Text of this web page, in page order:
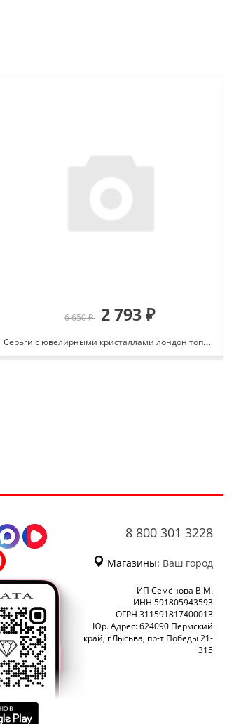
6 650 ₽ 2 793 ₽
Серьги с ювелирными кристаллами лондон топазами и фианитами из cеребра 925 2000-0422_krist-710
8 800 301 3228
Магазины: Ваш город
ИП Семёнова В.М.
ИНН 591805943593
ОГРН 311591817400013
Юр. Адрес: 624090 Пермский
край, г.Лысьва, пр-т Победы 21-
315